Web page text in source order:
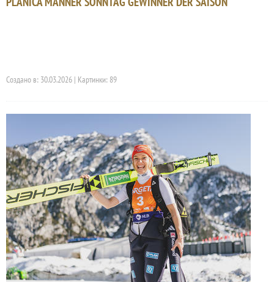
Создано в: 30.03.2026 | Картинки: 89